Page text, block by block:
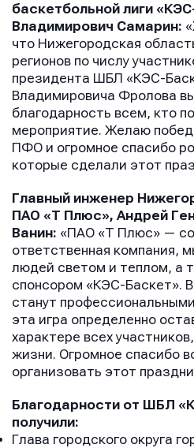
баскетбольной лиги
Владимирович Самарин:
что Нижегородская
регионов по числу
президента ШБЛ «КЭС-
Владимировича Фролова
благодарность всем, кто
мероприятие. Желаю
ПФО и огромное спасибо
которые сделали этот
Главный инженер
ПАО «Т Плюс», Андрей
Ванин: «ПАО «Т Плюс» —
ответственная компания,
людей светом и теплом, а
спонсором «КЭС-Баскет».
станут
эта игра определенно
характере всех
жизни. Огромное спасибо
организовать этот
Благодарности от ШБЛ
получили:
Глава городского округа